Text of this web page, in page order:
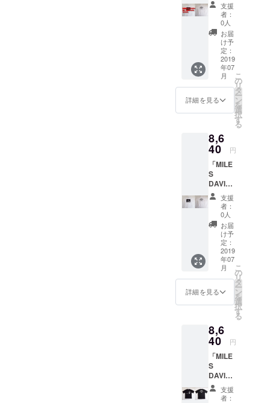
きる可
能性が
ござい
ます。
例；
XS,XL
ラー：
ブラッ
ク（ボ
ディ）×
パープ
リン
ト）
WATER
FALL限
定コラ
ボTシャ
ツ。第
一弾は
ジャズ
写真
家・内
山繁氏
が撮影
した最
強ベー
シスト
「ジャ
コ・パ
ストリ
のフォ
トTシャ
ツ。
ジャズ
界だけ
でなく
音楽界
に多大
ト型パ
ソコン
の持ち
運びに
も便利
です。
デザイ
ナー自
イラス
トをプ
した
WATER
FALL完
全オリ
ジナル
トート
グ。
『ビン
テージ
猫の愉
快な物
語 ～
REGGA
E CAT
～編』
【サイ
ズ】
（cm）
縦幅 横
幅 マチ
手持ち
部分
F
37
24
12 55
身丈 身
幅 肩幅
袖丈
S
67
47
43 19
M
70
45 20
L
47 21
※女性の
方にはS
サイズ
が人気
です。
サイ
ズに不
安があ
る方は
お気軽
にご相
談下さ
い。
・綿
100%
い可
トをプ
リント
した
WATER
FALL完
全オリ
ジナルT
シャ
ツ。
テージ
猫の愉
DJ.LOV
ELY
CAT～
編』
【サイ
ズ】
（cm）
サイズ
身丈 身
幅 肩幅
袖丈
S
67
47
43 19
70
50
73
53
47 21
※女性の
方にはS
サイズ
が人気
です。
ボ商
品。
「WATE
RFALL
×「GIL
DAN」
のW
ネーム
完全限
定商
品。 デ
ザイ
ら手書
きした
イラス
トをプ
リント
した
WATER
FALL完
全オリ
ジナルT
シャ
ツ。
テージ
猫の愉
AMERI
CAN
CAT
BASS
～編』
【サイ
ズ】
（cm）
コード
ワッペ
ン）。
猫ドラ
ムバー
ジョ
ン。オ
リジナ
ルイラ
スト。
メー
カー
「Pcatl
」との
コラボ
商品。
「WATE
RFALL
×「GIL
DAN」
のW
ネーム
完全限
定商
品。生
産数量
ナー自
ら手書
イラス
トをプ
リント
した
WATER
日本
製
S,M,L以
外のサ
イズも
ご用意
できる
可能性
がござ
います
ので、
支援時
望のサ
イズを
備考欄
にご記
載くだ
さい。
例；
XS,XL
ラー：
未定
2019年
7月中旬
～8月上
旬のお
届け予
定で
はござ
いま
す） ど
のアー
ティス
トにな
るかは
お楽し
支援
者：
0人
お届
け予
定：
2019
年07
月
詳細を見る
こ
の
リ
タ
ー
ン
を
選
択
す
る
8,6
40 円
「MILE
S
DAVIS
T-
shirts」
Ver.1
日本
製 日
本製
S,M,L以
外のサ
イズも
ご用意
できる
可能性
がござ
ので、
支援時
にご希
望のサ
イズを
備考欄
にご記
載くだ
支援
者：
0人
お届
け予
定：
2019
年07
月
詳細を見る
こ
の
リ
タ
ー
ン
を
選
択
す
る
8,6
40 円
「MILE
S
DAVIS
T-
shirts」
支援
者：